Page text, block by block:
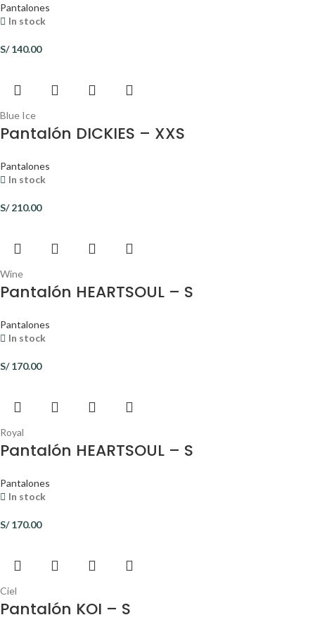
Pantalones
In stock
S/140.00
Blue Ice
Pantalón DICKIES – XXS
Pantalones
In stock
S/210.00
Wine
Pantalón HEARTSOUL – S
Pantalones
In stock
S/170.00
Royal
Pantalón HEARTSOUL – S
Pantalones
In stock
S/170.00
Ciel
Pantalón KOI – S